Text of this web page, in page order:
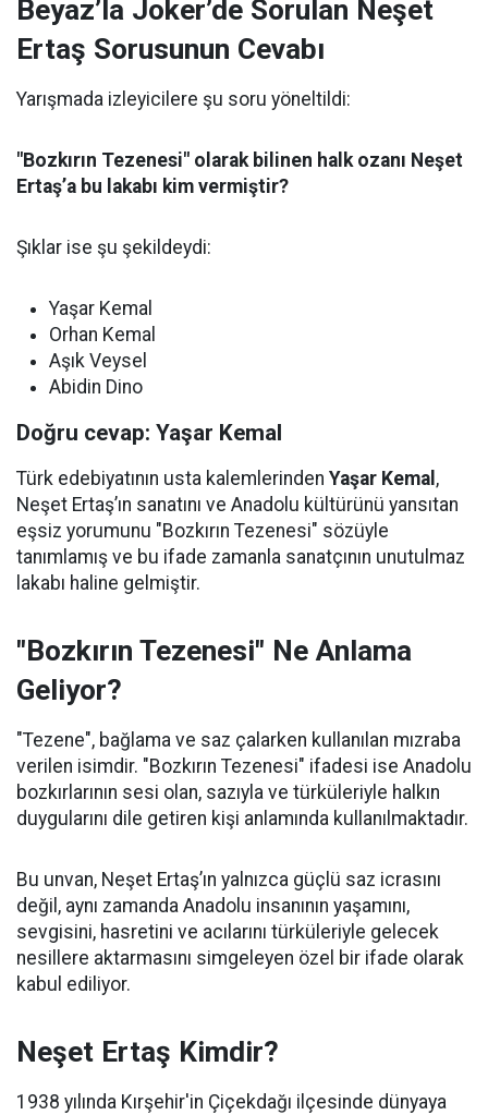
Beyaz’la Joker’de Sorulan Neşet
Ertaş Sorusunun Cevabı
Yarışmada izleyicilere şu soru yöneltildi:
"Bozkırın Tezenesi" olarak bilinen halk ozanı Neşet
Ertaş’a bu lakabı kim vermiştir?
Şıklar ise şu şekildeydi:
Yaşar Kemal
Orhan Kemal
Aşık Veysel
Abidin Dino
Doğru cevap: Yaşar Kemal
Türk edebiyatının usta kalemlerinden Yaşar Kemal ,
Neşet Ertaş’ın sanatını ve Anadolu kültürünü yansıtan
eşsiz yorumunu "Bozkırın Tezenesi" sözüyle
tanımlamış ve bu ifade zamanla sanatçının unutulmaz
lakabı haline gelmiştir.
"Bozkırın Tezenesi" Ne Anlama
Geliyor?
"Tezene", bağlama ve saz çalarken kullanılan mızraba
verilen isimdir. "Bozkırın Tezenesi" ifadesi ise Anadolu
bozkırlarının sesi olan, sazıyla ve türküleriyle halkın
duygularını dile getiren kişi anlamında kullanılmaktadır.
Bu unvan, Neşet Ertaş’ın yalnızca güçlü saz icrasını
değil, aynı zamanda Anadolu insanının yaşamını,
sevgisini, hasretini ve acılarını türküleriyle gelecek
nesillere aktarmasını simgeleyen özel bir ifade olarak
kabul ediliyor.
Neşet Ertaş Kimdir?
1938 yılında Kırşehir'in Çiçekdağı ilçesinde dünyaya